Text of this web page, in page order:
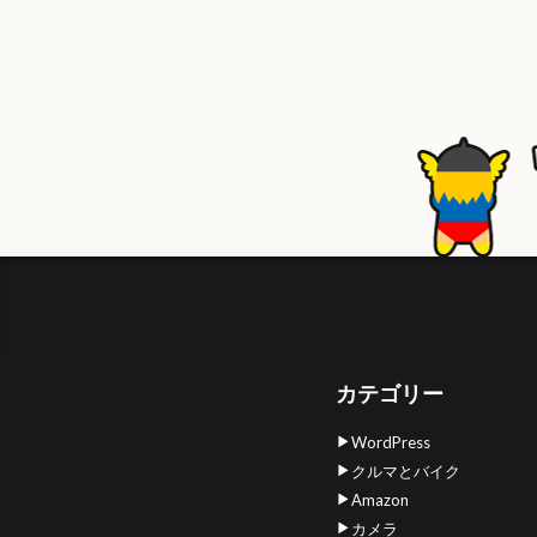
カテゴリー
WordPress
クルマとバイク
Amazon
カメラ